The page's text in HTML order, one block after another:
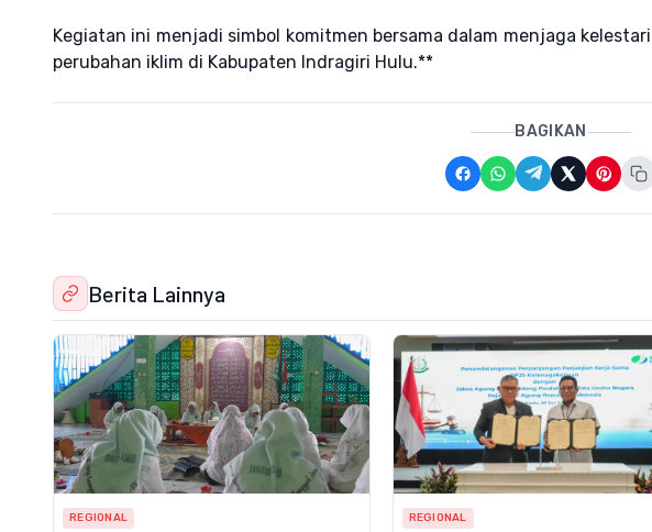
Kegiatan ini menjadi simbol komitmen bersama dalam menjaga
perubahan iklim di Kabupaten Indragiri Hulu.**
BAGIKAN
Berita Lainnya
REGIONAL REGIONAL